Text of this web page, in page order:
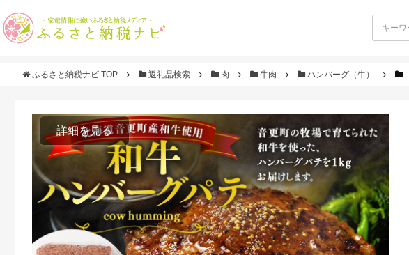
ふるさと納税ナビ TOP 返礼品検索 肉 牛肉 ハンバーグ（牛）
詳細を見る